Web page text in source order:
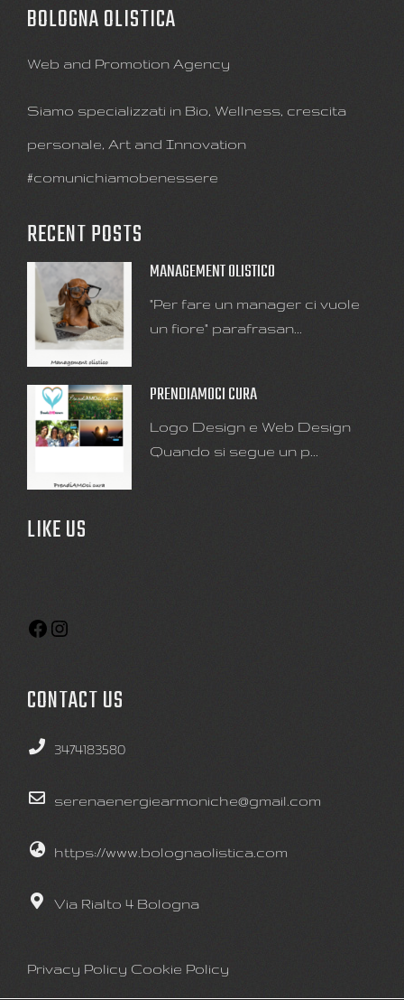
BOLOGNA OLISTICA
Web and Promotion Agency
Siamo specializzati in Bio, Wellness, crescita
personale, Art and Innovation
#comunichiamobenessere
RECENT POSTS
MANAGEMENT OLISTICO
"Per fare un manager ci vuole
un fiore" parafrasan...
PRENDIAMOCI CURA
Logo Design e Web Design
Quando si segue un p...
LIKE US
CONTACT US
3474183580
serenaenergiearmoniche@gmail.com
https://www.bolognaolistica.com
Via Rialto 4 Bologna
Privacy Policy Cookie Policy